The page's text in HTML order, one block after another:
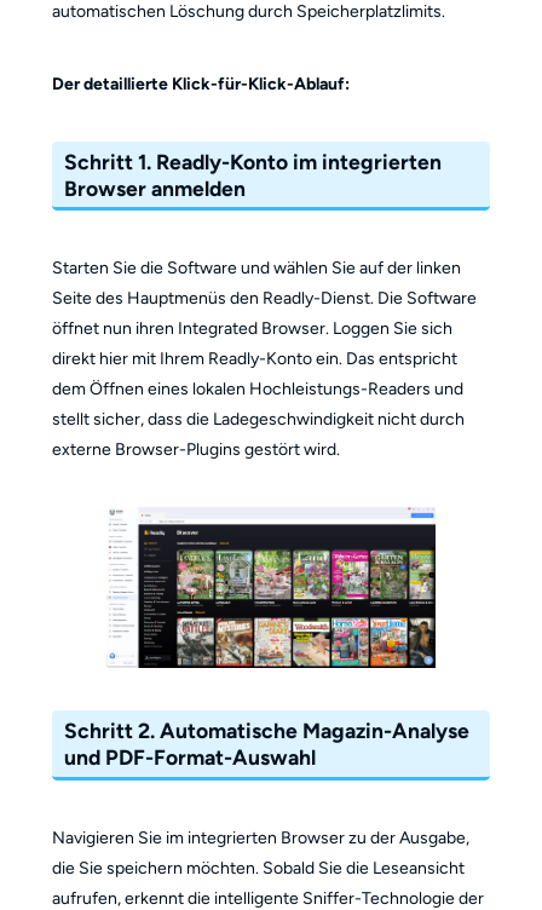
automatischen Löschung durch Speicherplatzlimits.
Der detaillierte Klick-für-Klick-Ablauf:
Schritt 1. Readly-Konto im integrierten
Browser anmelden
Starten Sie die Software und wählen Sie auf der linken
Seite des Hauptmenüs den Readly-Dienst. Die Software
öffnet nun ihren Integrated Browser. Loggen Sie sich
direkt hier mit Ihrem Readly-Konto ein. Das entspricht
dem Öffnen eines lokalen Hochleistungs-Readers und
stellt sicher, dass die Ladegeschwindigkeit nicht durch
externe Browser-Plugins gestört wird.
Schritt 2. Automatische Magazin-Analyse
und PDF-Format-Auswahl
Navigieren Sie im integrierten Browser zu der Ausgabe,
die Sie speichern möchten. Sobald Sie die Leseansicht
aufrufen, erkennt die intelligente Sniffer-Technologie der